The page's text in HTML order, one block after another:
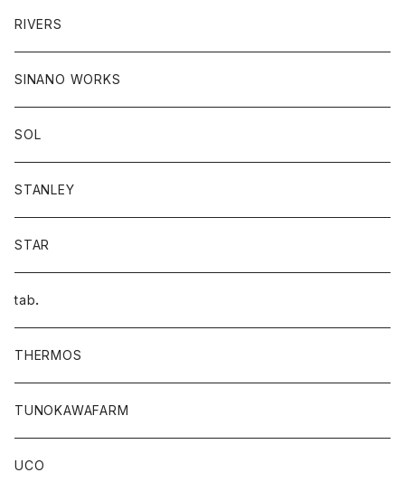
RIVERS
SINANO WORKS
SOL
STANLEY
STAR
tab．
THERMOS
TUNOKAWAFARM
UCO